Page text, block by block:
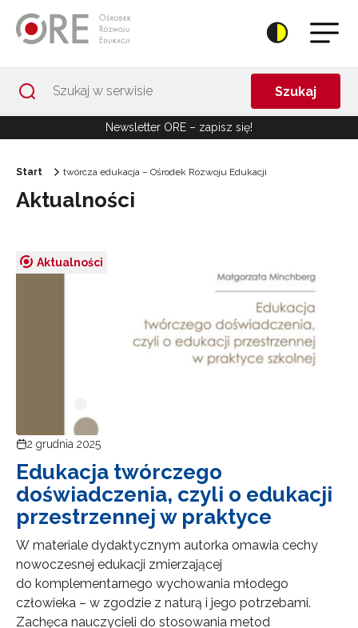
Szukaj
Newsletter ORE – zapisz się!
Start twórcza edukacja – Ośrodek Rozwoju Edukacji
Aktualności
Aktualności
2 grudnia 2025
Edukacja twórczego
doświadczenia, czyli o edukacji
przestrzennej w praktyce
W materiale dydaktycznym autorka omawia cechy
nowoczesnej edukacji zmierzającej
do komplementarnego wychowania młodego
człowieka – w zgodzie z naturą i jego potrzebami.
Zachęca nauczycieli do stosowania metod